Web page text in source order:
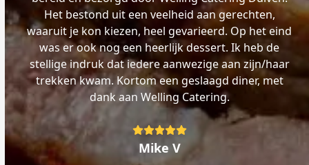
Het bestond uit een veelheid aan gerechten,
waaruit je kon kiezen, heel gevarieerd. Op het eind
was er ook nog een heerlijk dessert. Ik heb de
stellige indruk dat iedere aanwezige aan zijn/haar
trekken kwam. Kortom een geslaagd diner, met
dank aan Welling Catering.
Rating:
Mike V